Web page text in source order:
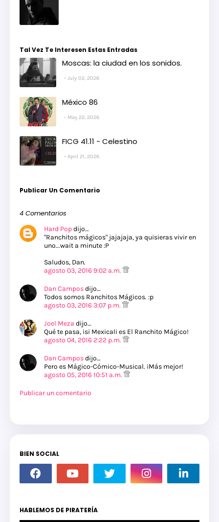
Tal Vez Te Interesen Estas Entradas
Moscas: la ciudad en los sonidos.
July 02, 2026
México 86
May 22, 2026
FICG 41.11 - Celestino
April 21, 2026
Publicar Un Comentario
4 Comentarios
Hard Popdijo…
"Ranchitos mágicos" jajajaja, ya quisieras vivir en
uno...wait a minute :P
Saludos, Dan.
agosto 03, 2016 9:02 a.m.
Dan Camposdijo…
Todos somos Ranchitos Mágicos. :p
agosto 03, 2016 3:07 p.m.
Joel Meza dijo…
Qué te pasa, ¡si Mexicali es El Ranchito Mágico!
agosto 04, 2016 2:22 p.m.
Dan Camposdijo…
Pero es Mágico-Cómico-Musical. ¡Más mejor!
agosto 05, 2016 10:51 a.m.
Publicar un comentario
BIEN SOCIAL
HABLEMOS DE PIRATERÍA